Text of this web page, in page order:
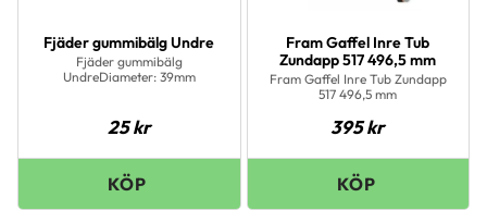
Fjäder gummibälg Undre
Fjäder gummibälg
UndreDiameter: 39mm
25kr
Fram Gaffel Inre Tub
Zundapp 517 496,5 mm
Fram Gaffel Inre Tub Zundapp
517 496,5 mm
395kr